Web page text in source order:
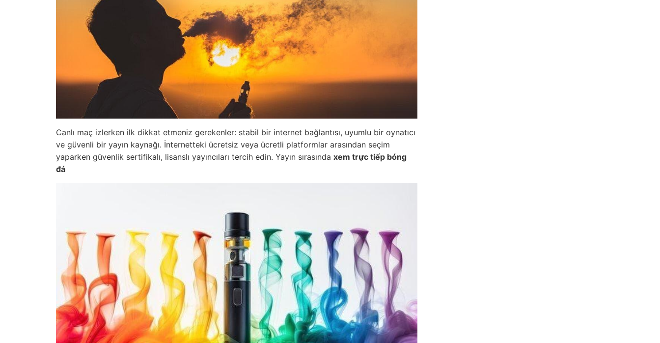
Canlı maç izlerken ilk dikkat etmeniz gerekenler: stabil bir internet bağlantısı, uyumlu bir oynatıcı
ve güvenli bir yayın kaynağı. İnternetteki ücretsiz veya ücretli platformlar arasından seçim
yaparken güvenlik sertifikalı, lisanslı yayıncıları tercih edin. Yayın sırasında xem trực tiếp bóng
đá